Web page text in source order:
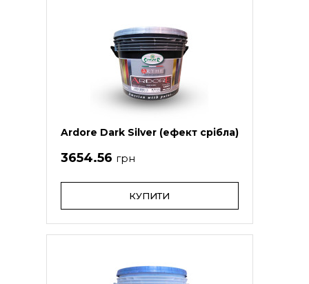
Ardore Dark Silver (ефект срібла)
3654.56 грн
КУПИТИ